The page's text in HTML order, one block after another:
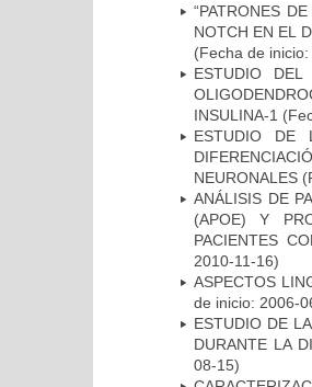
“PATRONES
NOTCH EN EL
(Fecha de
ESTUDIO
INSULINA-1
ESTUDIO DE
NEURONALES
ANÁLISIS DE
(APOE) Y
PACIENTES
2010-11-16)
ASPECTOS
de inicio: 2006-
ESTUDIO DE
DURANTE LA
08-15)